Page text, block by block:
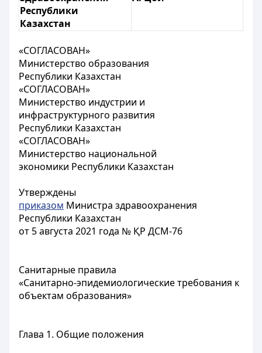
Республики
Казахстан
«СОГЛАСОВАН»
Министерство образования
Республики Казахстан
«СОГЛАСОВАН»
Министерство индустрии и
инфраструктурного развития
Республики Казахстан
«СОГЛАСОВАН»
Министерство национальной
экономики Республики Казахстан
Утверждены
приказом Министра здравоохранения
Республики Казахстан
от 5 августа 2021 года № ҚР ДСМ-76
Санитарные правила
«Санитарно-эпидемиологические требования к
объектам образования»
Глава 1. Общие положения